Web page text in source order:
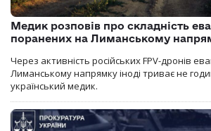
Медик розповів про складність
поранених на Лиманському
Через активність російських FPV-дронів
Лиманському напрямку іноді триває не
український медик.